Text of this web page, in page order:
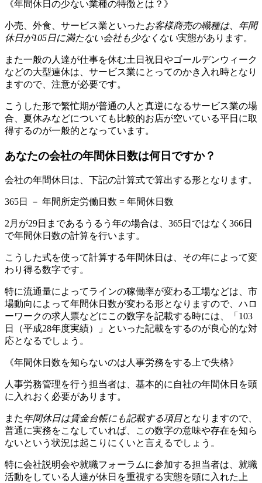
《年間休日の少ない業種の特徴とは？》
小売、外食、サービス業といった お客様商売の職種は、年間
休日が105日に満たない会社も少なくない実態があります。
また一般の人達が仕事を休む土日祝日やゴールデンウィーク
などの大型連休は、サービス業にとってのかき入れ時となり
ますので、注意が必要です。
こうした形で繁忙期が普通の人と真逆になるサービス業の場
合、夏休みなどについても比較的お店が空いている平日に取
得するのが一般的となっています。
あなたの会社の年間休日数は何日ですか？
会社の年間休日は、下記の計算式で算出する形となります。
365日 － 年間所定労働日数 = 年間休日数
2月が29日まであるうるう年の場合は、365日ではなく366日
で年間休日数の計算を行います。
こうした式を使って計算する年間休日は、その年によって変
わり得る数字です。
特に流通量によってラインの稼働率が変わる工場などは、市
場動向によって年間休日数が変わる形となりますので、ハロ
ーワークの求人票などにこの数字を記載する時には、「103
日（平成28年度実績）」といった記載をするのが良心的な対
応となるでしょう。
《年間休日数を知らないのは人事労務をする上で失格》
人事労務管理を行う担当者は、基本的に自社の年間休日を頭
に入れおく必要があります。
また年間休日は賃金台帳にも記載する項目となりますので、
普通に実務をこなしていれば、この数字の意味や存在を知ら
ないという状況は起こりにくいと言えるでしょう。
特に会社説明会や就職フォーラムに参加する担当者は、就職
活動をしている人達が休日を重視する実態を頭に入れた上